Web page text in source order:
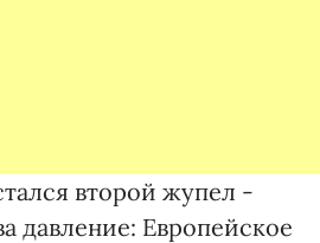
второй жупел -
давление: Европейское